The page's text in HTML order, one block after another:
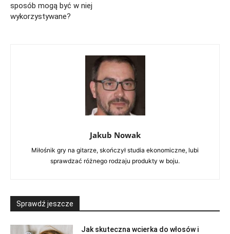
sposób mogą być w niej
wykorzystywane?
Jakub Nowak
Miłośnik gry na gitarze, skończył studia ekonomiczne, lubi
sprawdzać różnego rodzaju produkty w boju.
Sprawdź jeszcze
Jak skuteczna wcierka do włosów i